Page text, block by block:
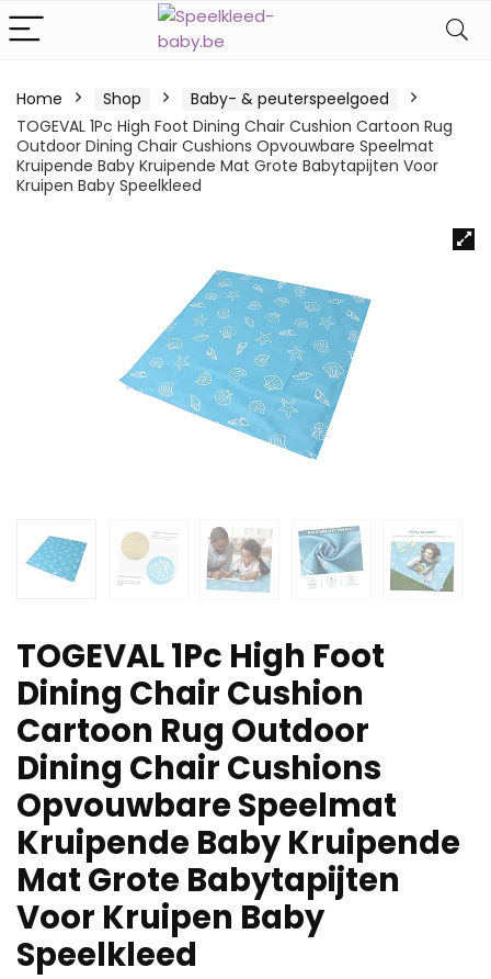
Home Shop
Baby- & peuterspeelgoed
TOGEVAL 1Pc High Foot Dining Chair Cushion Cartoon Rug
Outdoor Dining Chair Cushions Opvouwbare Speelmat
Kruipende Baby Kruipende Mat Grote Babytapijten Voor
Kruipen Baby Speelkleed
TOGEVAL 1Pc High Foot
Dining Chair Cushion
Cartoon Rug Outdoor
Dining Chair Cushions
Opvouwbare Speelmat
Kruipende Baby Kruipende
Mat Grote Babytapijten
Voor Kruipen Baby
Speelkleed